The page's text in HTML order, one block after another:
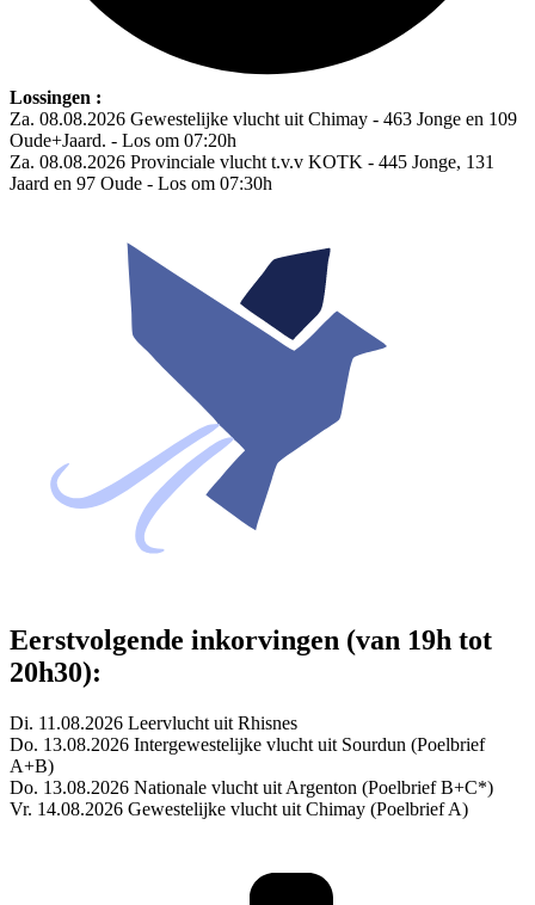
Lossingen :
Za. 08.08.2026 Gewestelijke vlucht uit Chimay - 463 Jonge en 109
Oude+Jaard. - Los om 07:20h
Za. 08.08.2026 Provinciale vlucht t.v.v KOTK - 445 Jonge, 131
Jaard en 97 Oude - Los om 07:30h
Eerstvolgende inkorvingen (van 19h tot
20h30):
Di. 11.08.2026 Leervlucht uit Rhisnes
Do. 13.08.2026 Intergewestelijke vlucht uit Sourdun (Poelbrief
A+B)
Do. 13.08.2026 Nationale vlucht uit Argenton (Poelbrief B+C*)
Vr. 14.08.2026 Gewestelijke vlucht uit Chimay (Poelbrief A)